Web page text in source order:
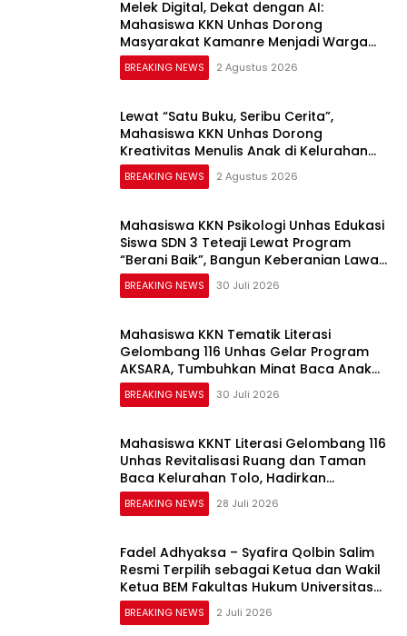
Melek Digital, Dekat dengan AI:
Mahasiswa KKN Unhas Dorong
Masyarakat Kamanre Menjadi Warga
Digital yang Cerdas dan Adaptif
BREAKING NEWS 2 Agustus 2026
Lewat “Satu Buku, Seribu Cerita”,
Mahasiswa KKN Unhas Dorong
Kreativitas Menulis Anak di Kelurahan
Tolo
BREAKING NEWS 2 Agustus 2026
Mahasiswa KKN Psikologi Unhas Edukasi
Siswa SDN 3 Teteaji Lewat Program
“Berani Baik”, Bangun Keberanian Lawan
Bullying
BREAKING NEWS 30 Juli 2026
Mahasiswa KKN Tematik Literasi
Gelombang 116 Unhas Gelar Program
AKSARA, Tumbuhkan Minat Baca Anak
Melalui Membaca Nyaring
BREAKING NEWS 30 Juli 2026
Mahasiswa KKNT Literasi Gelombang 116
Unhas Revitalisasi Ruang dan Taman
Baca Kelurahan Tolo, Hadirkan
CAKRAWALA sebagai Pusat Literasi
Masyarakat
BREAKING NEWS 28 Juli 2026
Fadel Adhyaksa – Syafira Qolbin Salim
Resmi Terpilih sebagai Ketua dan Wakil
Ketua BEM Fakultas Hukum Universitas
Jambi Periode 2026–2027
BREAKING NEWS 2 Juli 2026